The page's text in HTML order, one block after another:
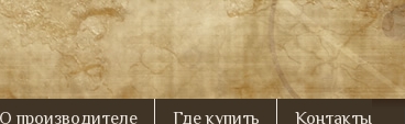
О производителе Где купить Контакты